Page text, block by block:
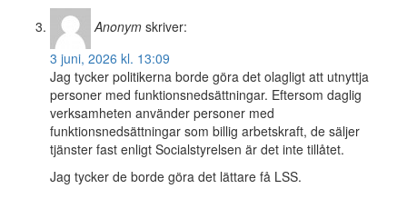
Anonym skriver:
3 juni, 2026 kl. 13:09
Jag tycker politikerna borde göra det olagligt att utnyttja
personer med funktionsnedsättningar. Eftersom daglig
verksamheten använder personer med
funktionsnedsättningar som billig arbetskraft, de säljer
tjänster fast enligt Socialstyrelsen är det inte tillåtet.
Jag tycker de borde göra det lättare få LSS.